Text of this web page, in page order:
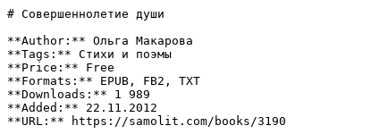
# Совершеннолетие души
**Author:** Ольга Макарова
**Tags:** Стихи и поэмы
**Price:** Free
**Formats:** EPUB, FB2, TXT
**Downloads:** 1 989
**Added:** 22.11.2012
**URL:** https://samolit.com/books/3190